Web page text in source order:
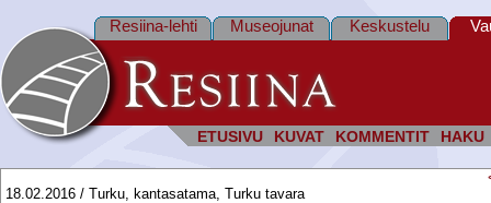
ETUSIVU KUVAT KOMMENTIT HAKU
Resiina-lehti Museojunat Keskustelu
18.02.2016 / Turku, kantasatama, Turku tavara